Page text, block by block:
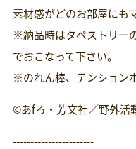
素材感がどのお部屋にも
※納品時はタペストリー
でおこなって下さい。
※のれん棒、テンション
©あfろ・芳文社／野外活
-----------------------